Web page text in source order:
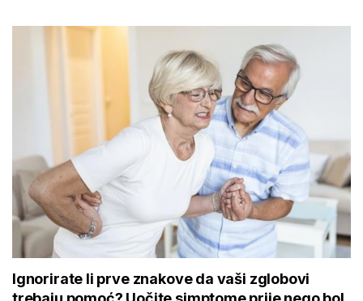
Ignorirate li prve znakove da vaši zglobovi